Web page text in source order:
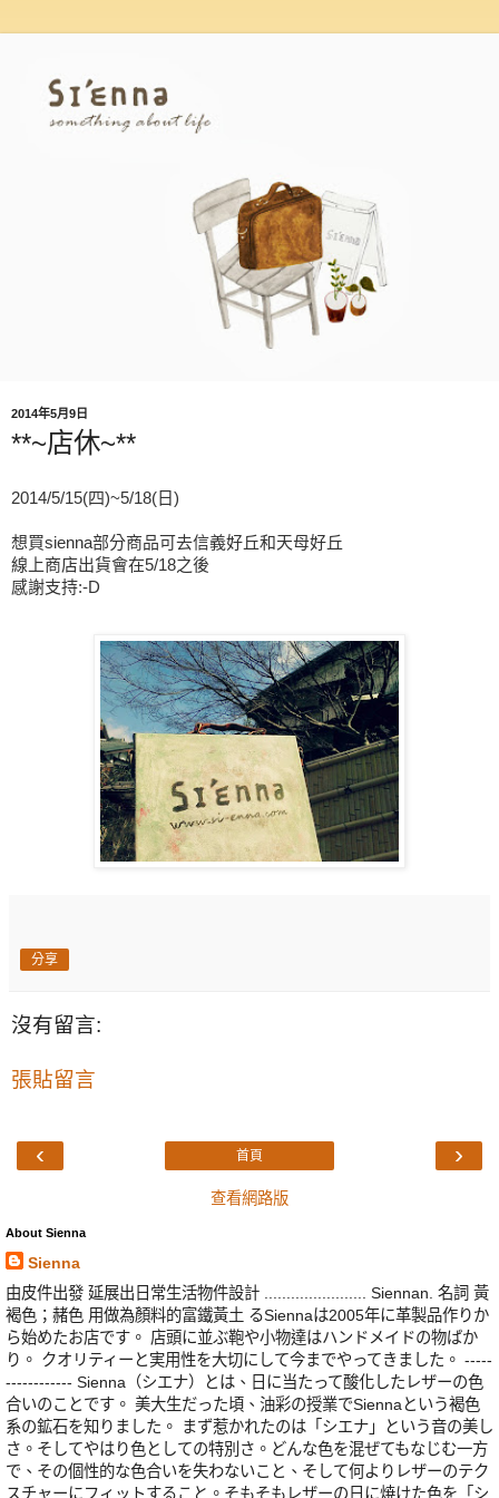
2014年5月9日
**~店休~**
2014/5/15(四)~5/18(日)
想買sienna部分商品可去信義好丘和天母好丘
線上商店出貨會在5/18之後
感謝支持:-D
分享
沒有留言:
張貼留言
‹ ›
首頁
查看網路版
About Sienna
Sienna
由皮件出發 延展出日常生活物件設計 ....................... Siennan. 名詞 黃
褐色；赭色 用做為顏料的富鐵黃土 るSiennaは2005年に革製品作りか
ら始めたお店です。 店頭に並ぶ鞄や小物達はハンドメイドの物ばか
り。 クオリティーと実用性を大切にして今までやってきました。 -----
------------ Sienna（シエナ）とは、日に当たって酸化したレザーの色
合いのことです。 美大生だった頃、油彩の授業でSiennaという褐色
系の鉱石を知りました。 まず惹かれたのは「シエナ」という音の美し
さ。そしてやはり色としての特別さ。どんな色を混ぜてもなじむ一方
で、その個性的な色合いを失わないこと、そして何よりレザーのテク
スチャーにフィットすること。そもそもレザーの日に焼けた色を「シ